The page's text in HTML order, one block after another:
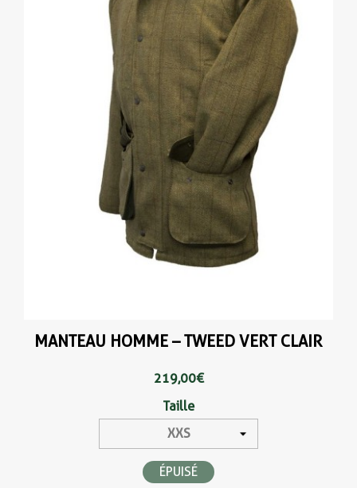
MANTEAU HOMME – TWEED VERT CLAIR
219,00 €
Taille
ÉPUISÉ